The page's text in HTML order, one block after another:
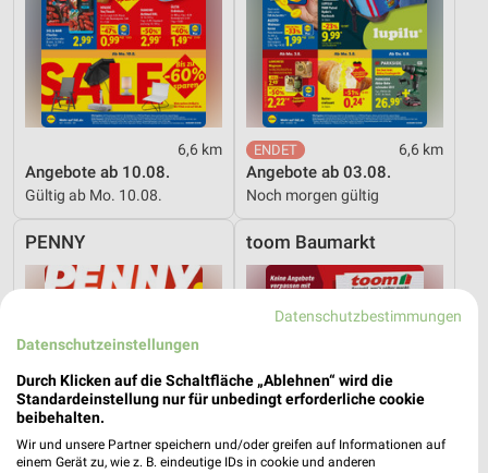
6,6 km
Angebote ab 10.08.
Gültig ab Mo. 10.08.
6,6 km
Angebote ab 03.08.
Noch morgen gültig
PENNY toom Baumarkt
Datenschutzbestimmungen
Datenschutzeinstellungen
Durch Klicken auf die Schaltfläche „Ablehnen“ wird die
Standardeinstellung nur für unbedingt erforderliche cookie
beibehalten.
Wir und unsere Partner speichern und/oder greifen auf Informationen auf
einem Gerät zu, wie z. B. eindeutige IDs in cookie und anderen